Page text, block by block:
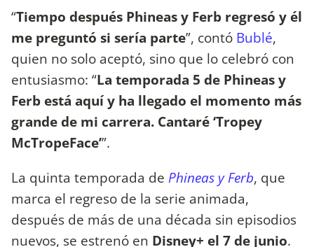
“Tiempo después Phineas y Ferb regresó y él
me preguntó si sería parte”, contó Bublé,
quien no solo aceptó, sino que lo celebró con
entusiasmo: “La temporada 5 de Phineas y
Ferb está aquí y ha llegado el momento más
grande de mi carrera. Cantaré ‘Tropey
McTropeFace’”.
La quinta temporada de Phineas y Ferb, que
marca el regreso de la serie animada,
después de más de una década sin episodios
nuevos, se estrenó en Disney+ el 7 de junio.